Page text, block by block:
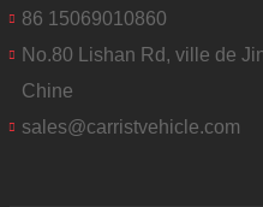
86 15069010860
No.80 Lishan Rd, ville de
Chine
sales@carristvehicle.com